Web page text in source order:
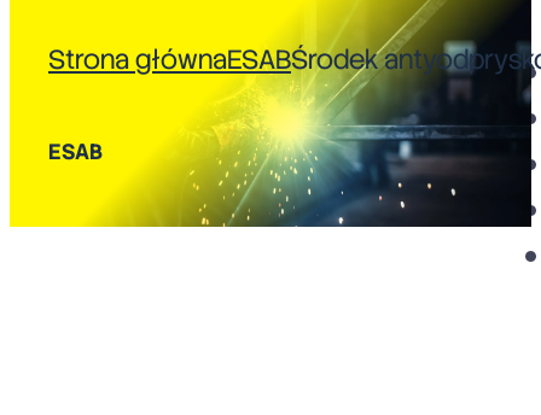
Strona głównaESABŚrodek
ESAB